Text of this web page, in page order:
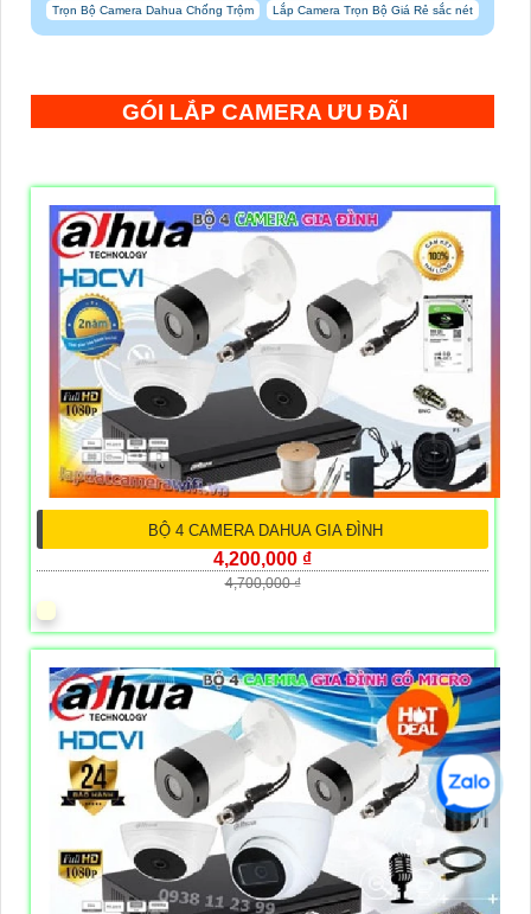
Trọn Bộ Camera Dahua Chống Trộm Lắp Camera Trọn Bộ Giá Rẻ sắc nét
GÓI LẮP CAMERA ƯU ĐÃI
BỘ 4 CAMERA DAHUA GIA ĐÌNH
4,200,000 ₫
4,700,000 ₫